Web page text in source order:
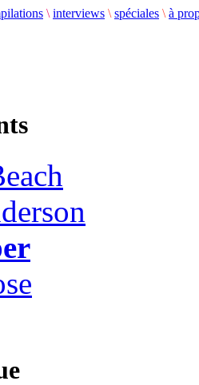
\ interviews \ spéciales \ à